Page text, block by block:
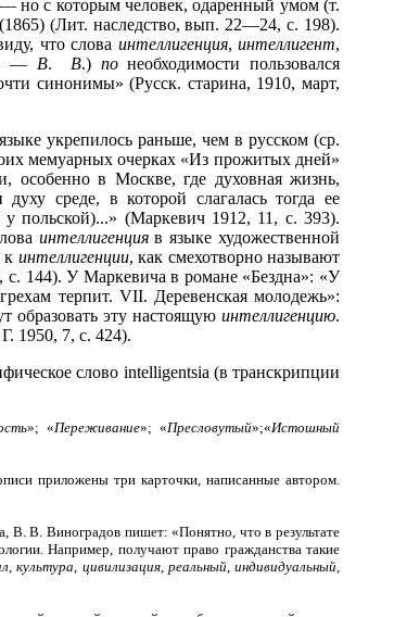
но с которым человек, одаренный умом (т.
(Лит. наследство, вып. 22—24, с. 198).
что слова интеллигенция,интеллигент,
— В. В.) понеобходимости пользовался
синонимы» (Русск. старина, 1910, март,
укрепилось раньше, чем в русском (ср.
мемуарных очерках «Из прожитых дней»
особенно в Москве, где духовная жизнь,
среде, в которой слагалась тогда ее
польской)...» (Маркевич 1912, 11, с. 393).
интеллигенцияв языке художественной
к интеллигенции, как смехотворно называют
с. 144). У Маркевича в романе «Бездна»: «У
терпит. VII. Деревенская молодежь»:
образовать эту настоящуюинтеллигенцию.
1950, 7, с. 424).
слово intelligentsia (в транскрипции
»; «Переживание»; «Пресловутый»;«Истошный
приложены три карточки, написанные автором.
В. В. Виноградов пишет: «Понятно, что в результате
Например, получают право гражданства такие
,культура, цивилизация, реальный,индивидуальный,